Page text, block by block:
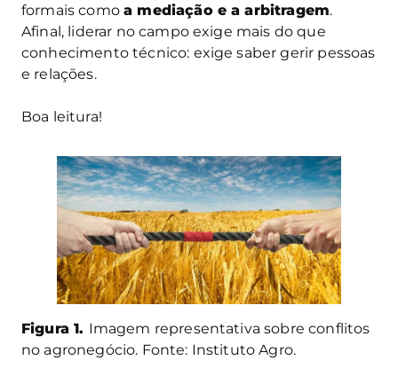
formais comoa mediação e a arbitragem.
Afinal, liderar no campo exige mais do que
conhecimento técnico: exige saber gerir pessoas
e relações.
Boa leitura!
Figura 1. Imagem representativa sobre conflitos
no agronegócio. Fonte: Instituto Agro.